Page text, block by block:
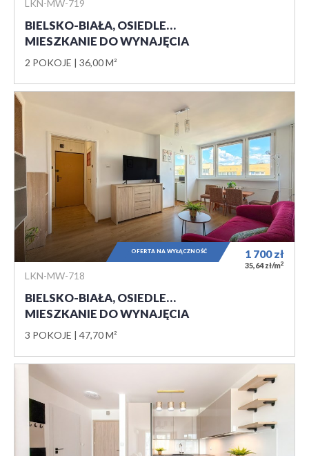
LKN-MW-719
BIELSKO-BIAŁA, OSIEDLE…
MIESZKANIE DO WYNAJĘCIA
2 POKOJE 36,00 M²
LKN-MW-718
BIELSKO-BIAŁA, OSIEDLE…
MIESZKANIE DO WYNAJĘCIA
3 POKOJE 47,70 M²
1 700zł
35,64 zł/m2
OFERTA NA WYŁĄCZNOŚĆ